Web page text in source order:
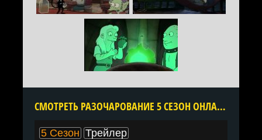
CМОТРЕТЬ РАЗОЧАРОВАНИЕ 5 СЕЗОН ОНЛАЙН В ХОРОШЕМ КАЧЕСТВЕ ВСЕ СЕРИИ ПОДРЯД БЕСПЛАТНО
5 Сезон Трейлер